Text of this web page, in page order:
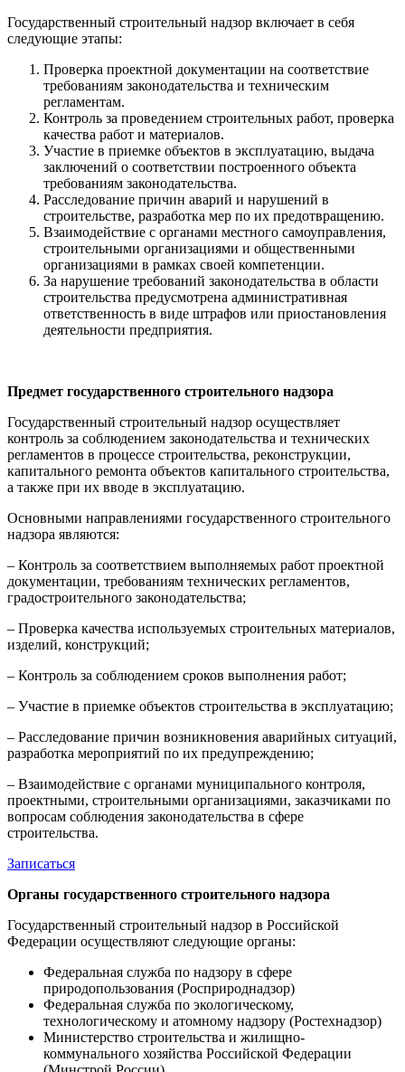
Государственный строительный надзор включает в себя
следующие этапы:
Проверка проектной документации на соответствие
требованиям законодательства и техническим
регламентам.
Контроль за проведением строительных работ, проверка
качества работ и материалов.
Участие в приемке объектов в эксплуатацию, выдача
заключений о соответствии построенного объекта
требованиям законодательства.
Расследование причин аварий и нарушений в
строительстве, разработка мер по их предотвращению.
Взаимодействие с органами местного самоуправления,
строительными организациями и общественными
организациями в рамках своей компетенции.
За нарушение требований законодательства в области
строительства предусмотрена административная
ответственность в виде штрафов или приостановления
деятельности предприятия.
Предмет государственного строительного надзора
Государственный строительный надзор осуществляет
контроль за соблюдением законодательства и технических
регламентов в процессе строительства, реконструкции,
капитального ремонта объектов капитального строительства,
а также при их вводе в эксплуатацию.
Основными направлениями государственного строительного
надзора являются:
– Контроль за соответствием выполняемых работ проектной
документации, требованиям технических регламентов,
градостроительного законодательства;
– Проверка качества используемых строительных материалов,
изделий, конструкций;
– Контроль за соблюдением сроков выполнения работ;
– Участие в приемке объектов строительства в эксплуатацию;
– Расследование причин возникновения аварийных ситуаций,
разработка мероприятий по их предупреждению;
– Взаимодействие с органами муниципального контроля,
проектными, строительными организациями, заказчиками по
вопросам соблюдения законодательства в сфере
строительства.
Записаться
Органы государственного строительного надзора
Государственный строительный надзор в Российской
Федерации осуществляют следующие органы:
Федеральная служба по надзору в сфере
природопользования (Росприроднадзор)
Федеральная служба по экологическому,
технологическому и атомному надзору (Ростехнадзор)
Министерство строительства и жилищно-
коммунального хозяйства Российской Федерации